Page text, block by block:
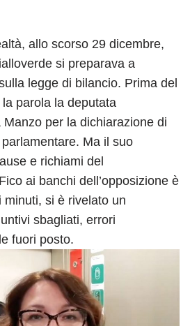
allo scorso 29 dicembre,
si preparava a
legge di bilancio. Prima del
parola la deputata
Manzo per la dichiarazione di
Ma il suo
e richiami del
ai banchi dell’opposizione è
si è rivelato un
sbagliati, errori
fuori posto.